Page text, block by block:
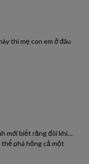
thì mẹ con em ở đâu
mới biết rằng đôi khi…
phá hỏng cả một